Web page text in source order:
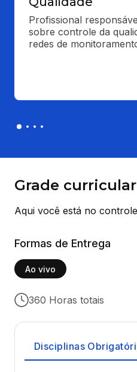
Profissional
sobre controle da
redes de
Grade curricular
Aqui você está no
Formas de Entrega
Ao vivo
360 Horas totais
Disciplinas